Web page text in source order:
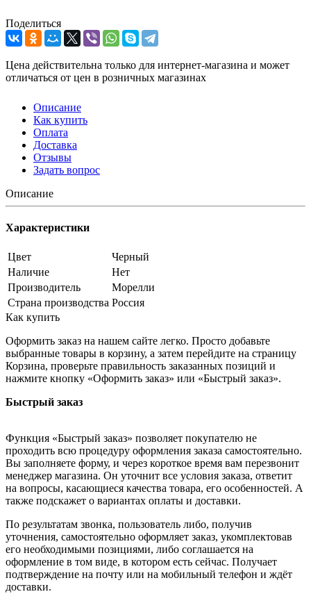
Поделиться
Цена действительна только для интернет-магазина и может
отличаться от цен в розничных магазинах
Описание
Как купить
Оплата
Доставка
Отзывы
Задать вопрос
Описание
Характеристики
Цвет
Черный
Наличие
Нет
Производитель
Морелли
Страна производства Россия
Как купить
Оформить заказ на нашем сайте легко. Просто добавьте
выбранные товары в корзину, а затем перейдите на страницу
Корзина, проверьте правильность заказанных позиций и
нажмите кнопку «Оформить заказ» или «Быстрый заказ».
Быстрый заказ
Функция «Быстрый заказ» позволяет покупателю не
проходить всю процедуру оформления заказа самостоятельно.
Вы заполняете форму, и через короткое время вам перезвонит
менеджер магазина. Он уточнит все условия заказа, ответит
на вопросы, касающиеся качества товара, его особенностей. А
также подскажет о вариантах оплаты и доставки.
По результатам звонка, пользователь либо, получив
уточнения, самостоятельно оформляет заказ, укомплектовав
его необходимыми позициями, либо соглашается на
оформление в том виде, в котором есть сейчас. Получает
подтверждение на почту или на мобильный телефон и ждёт
доставки.